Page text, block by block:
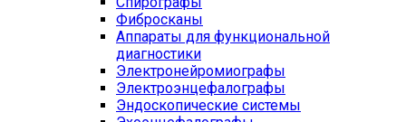
Фибросканы
Аппараты для функциональной
диагностики
Электронейромиографы
Электроэнцефалографы
Эндоскопические системы